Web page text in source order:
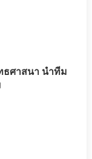
ธศาสนา นำทีม